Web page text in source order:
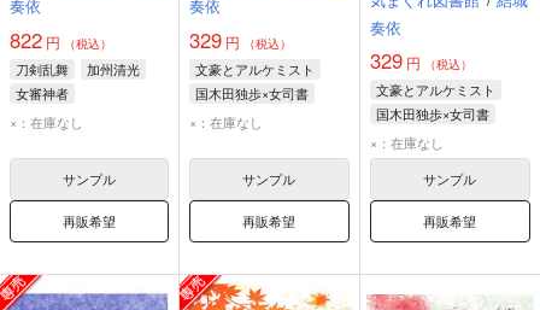
奏依
822 円 （税込）
刀剣乱舞
加州清光
女審神者
×：在庫なし
サンプル
再販希望
奏依
329 円 （税込）
文豪とアルケミスト
国木田独歩×女司書
国木田独歩
×：在庫なし
サンプル
再販希望
奏依
329円 （税込）
文豪とアルケミスト
国木田独歩×女司書
国木田独歩
×：在庫なし
サンプル
再販希望